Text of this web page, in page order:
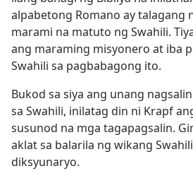
alpabetong Romano ay talagang
marami na matuto ng Swahili.
ang maraming misyonero at iba
Swahili sa pagbabagong ito.
Bukod sa siya ang unang
sa Swahili, inilatag din ni Krapf
susunod na mga tagapagsalin.
aklat sa balarila ng wikang
diksyunaryo.